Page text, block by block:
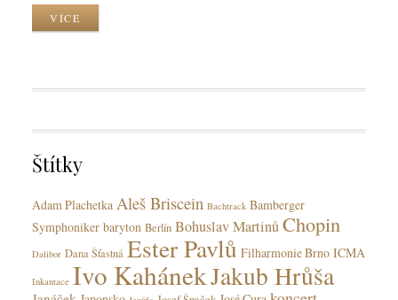
k
e
i
s
y
k
g
VÍCE
Štítky
Adam Plachetka Aleš Briscein Bachtrack Bamberger
Symphoniker baryton Berlín Bohuslav MartinůChopin
Dalibor Dana Šťastná Ester Pavlů Filharmonie Brno ICMA
Inkantace Ivo KahánekJakub Hrůša